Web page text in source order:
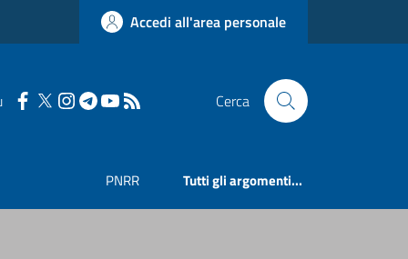
Accedi all'area personale
Cerca
PNRR Tutti gli argomenti...